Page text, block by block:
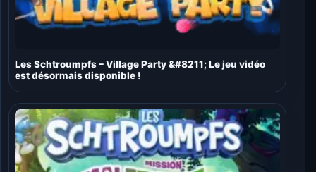
Les Schtroumpfs – Village Party &#8211; Le jeu vidéo
est désormais disponible !